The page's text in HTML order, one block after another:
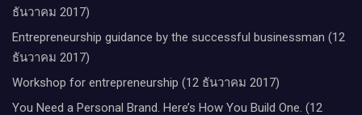
ธันวาคม 2017)
Entrepreneurship guidance by the successful businessman (12
ธันวาคม 2017)
Workshop for entrepreneurship (12 ธันวาคม 2017)
You Need a Personal Brand. Here’s How You Build One. (12